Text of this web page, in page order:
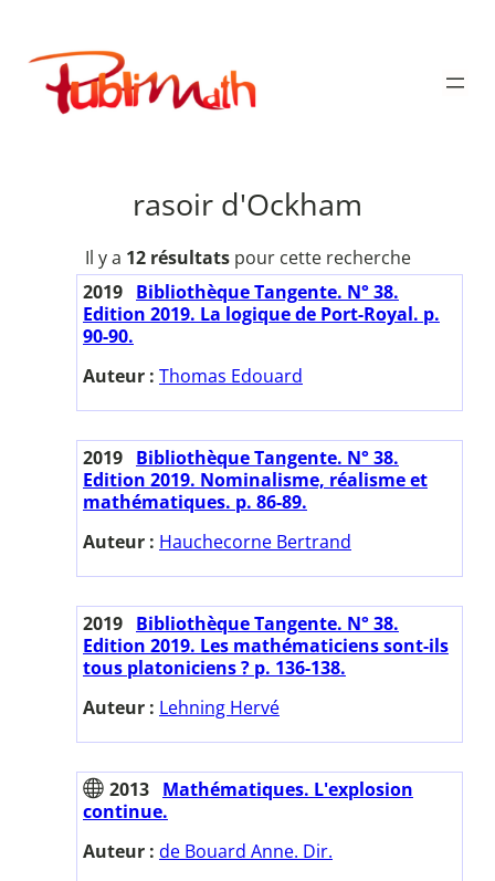
contenu
Publimath
rasoir d'Ockham
Il y a 12 résultatspour cette recherche
2019 Bibliothèque Tangente. N° 38.
Edition 2019. La logique de Port-Royal. p.
90-90.
Auteur : Thomas Edouard
2019 Bibliothèque Tangente. N° 38.
Edition 2019. Nominalisme, réalisme et
mathématiques. p. 86-89.
Auteur : Hauchecorne Bertrand
2019 Bibliothèque Tangente. N° 38.
Edition 2019. Les mathématiciens sont-ils
tous platoniciens ? p. 136-138.
Auteur : Lehning Hervé
2013 Mathématiques. L'explosion
continue.
Auteur : de Bouard Anne. Dir.